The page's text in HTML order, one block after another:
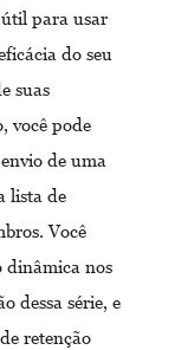
para usar
do seu
suas
você pode
de uma
lista de
Você
dinâmica nos
dessa série, e
retenção